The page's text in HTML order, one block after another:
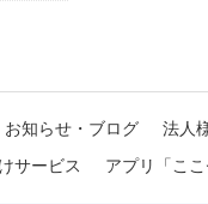
お知らせ・ブログ
法人
サービス
アプリ「こ